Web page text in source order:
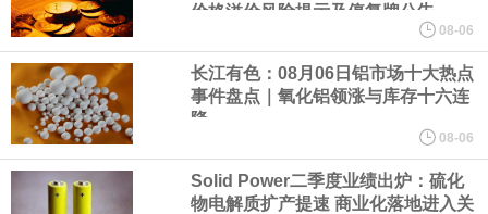
0.08%，法国CAC40指数涨0.03%，欧洲斯托克50指数跌0.15%，
意大利富时MIB指数跌0.18%。
LME伦镍日内跌超3.00%，现报16574.100美元/吨。
瑞士7月季调后失业率 3.1%，预期 3.1%，前值 3.1%。瑞士7月未
价格溢价风险提示及停复牌公告
08-06
长江有色：08月06日铝市场十大热点
事件盘点｜氧化铝领涨与库存十六连
降
08-06
Solid Power二季度业绩出炉：硫化
物电解质扩产提速 商业化落地进入关